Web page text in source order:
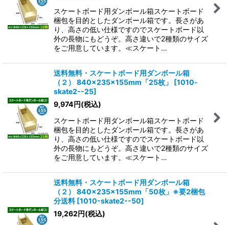
スケートボード用ダンボール箱スケートボード
梱包を目的としたダンボール箱です。長さがあ
り、高さの低い仕様ですのでスケートボード以
外の長物にもどうぞ。高さ違いで2種類のサイズ
をご用意しています。≪スケート…
送料無料・スケートボード用ダンボール箱
（２） 840×235×155mm「25枚」
[1010-
skate2--25]
9,974円(税込)
スケートボード用ダンボール箱スケートボード
梱包を目的としたダンボール箱です。長さがあ
り、高さの低い仕様ですのでスケートボード以
外の長物にもどうぞ。高さ違いで2種類のサイズ
をご用意しています。≪スケート…
送料無料・スケートボード用ダンボール箱
（２） 840×235×155mm「50枚」※要2梱包
分送料 [1010-skate2--50]
19,262円(税込)